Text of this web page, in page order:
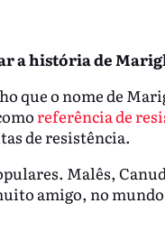
a história de
que o nome de
referência de
de resistência.
Malês,
amigo, no